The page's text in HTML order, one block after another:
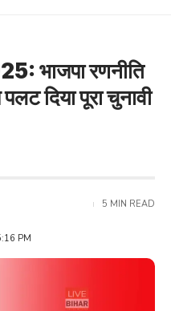
भाजपा रणनीति
दिया पूरा चुनावी
PM
5 MIN READ